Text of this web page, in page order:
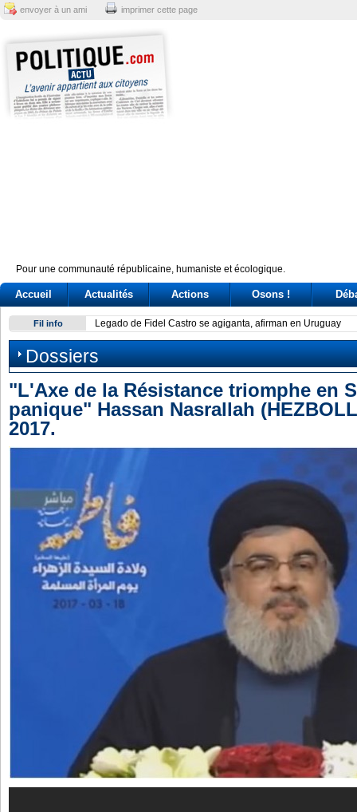
envoyer à un ami imprimer cette page
Pour une communauté républicaine, humaniste et écologique.
Accueil Actualités Actions Osons !
Fil info Legado de Fidel Castro se agiganta, afirman en Uruguay
Dossiers
"L'Axe de la Résistance triomphe en
panique" Hassan Nasrallah
2017.